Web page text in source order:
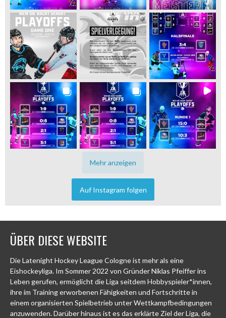
Mehr anzeigen
Auf Instagram folgen
ÜBER DIESE WEBSITE
Die Latenight Hockey League Cologne ist mehr als eine
Eishockeyliga. Im Sommer 2022 von Gründer Niklas Pfeiffer ins
Leben gerufen, ermöglicht die Liga seitdem Hobbyspieler*innen,
ihre im Training erworbenen Fähigkeiten und Fortschritte in
einem organisierten Spielbetrieb unter Wettkampfbedingungen
anzuwenden. Darüber hinaus ist es das erklärte Ziel der Liga, die